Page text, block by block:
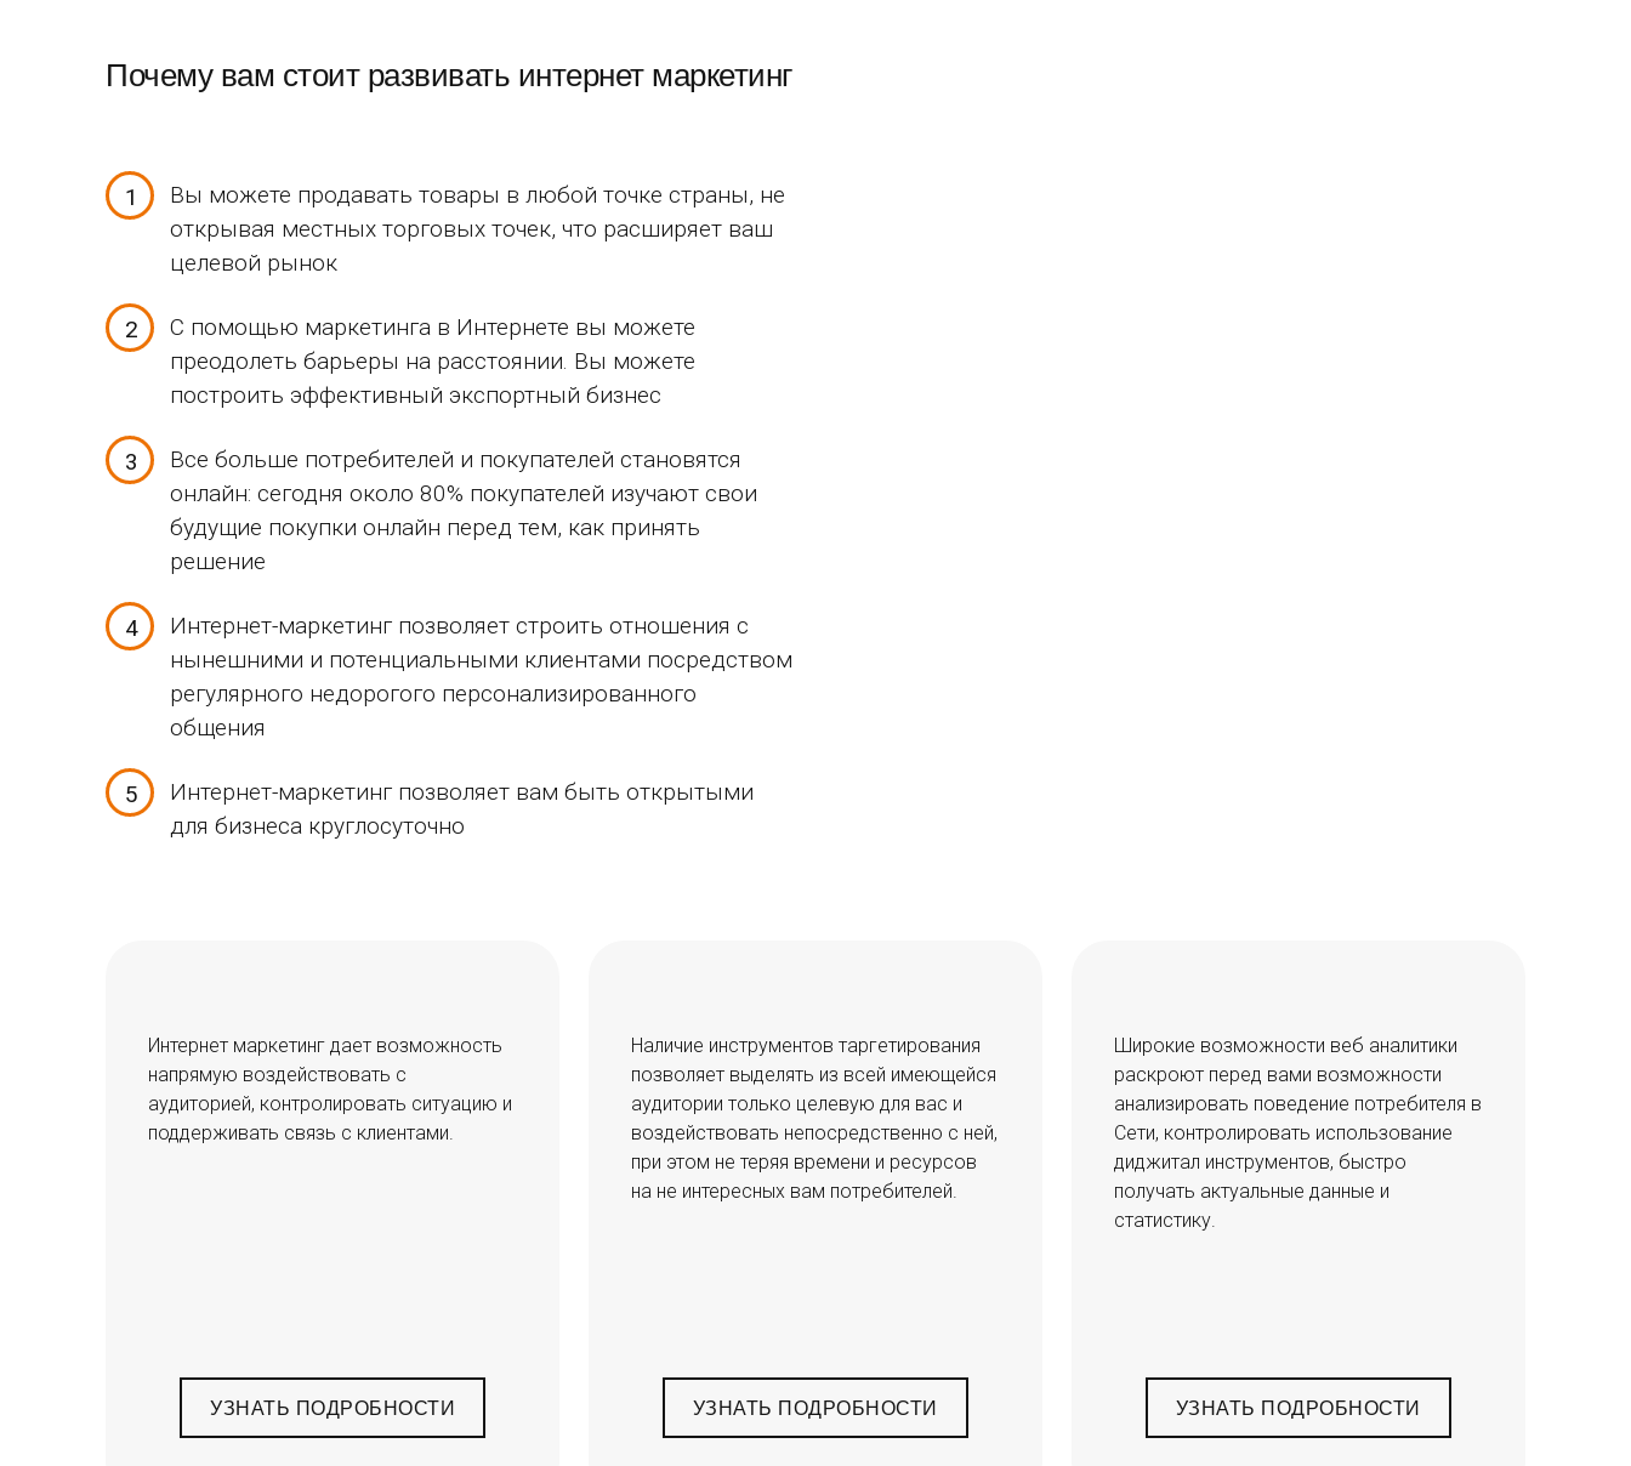
Почему вам стоит развивать интернет маркетинг
Вы можете продавать товары в любой точке страны, не
открывая местных торговых точек, что расширяет ваш
целевой рынок
С помощью маркетинга в Интернете вы можете
преодолеть барьеры на расстоянии. Вы можете
построить эффективный экспортный бизнес
Все больше потребителей и покупателей становятся
онлайн: сегодня около 80% покупателей изучают свои
будущие покупки онлайн перед тем, как принять
решение
Интернет-маркетинг позволяет строить отношения с
нынешними и потенциальными клиентами посредством
регулярного недорогого персонализированного
общения
Интернет-маркетинг позволяет вам быть открытыми
для бизнеса круглосуточно
Интернет маркетинг дает возможность
напрямую воздействовать с
аудиторией, контролировать ситуацию и
поддерживать связь с клиентами.
УЗНАТЬ ПОДРОБНОСТИ
Наличие инструментов таргетирования
позволяет выделять из всей имеющейся
аудитории только целевую для вас и
воздействовать непосредственно с ней,
при этом не теряя времени и ресурсов
на не интересных вам потребителей.
УЗНАТЬ ПОДРОБНОСТИ
Широкие возможности веб аналитики
раскроют перед вами возможности
анализировать поведение потребителя в
Сети, контролировать использование
диджитал инструментов, быстро
получать актуальные данные и
статистику.
УЗНАТЬ ПОДРОБНОСТИ